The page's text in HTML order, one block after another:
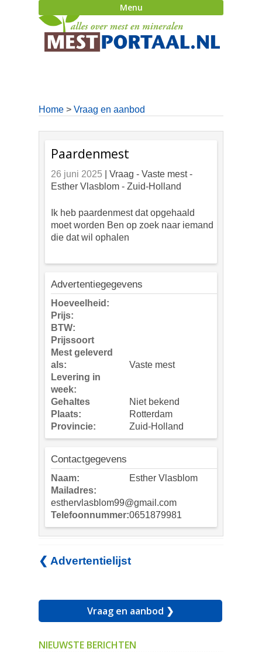
Menu
Home > Vraag en aanbod
Paardenmest
26 juni 2025 | Vraag - Vaste mest -
Esther Vlasblom - Zuid-Holland
Ik heb paardenmest dat opgehaald
moet worden Ben op zoek naar iemand
die dat wil ophalen
Advertentiegegevens
Hoeveelheid:
Prijs:
BTW:
Prijssoort
Mest geleverd
als:
Vaste mest
Levering in
week:
Gehaltes
Niet bekend
Plaats:
Rotterdam
Provincie:
Zuid-Holland
Contactgegevens
Naam:
Esther Vlasblom
Mailadres:
esthervlasblom99@gmail.com
Telefoonnummer:0651879981
❮ Advertentielijst
Vraag en aanbod ❯
NIEUWSTE BERICHTEN